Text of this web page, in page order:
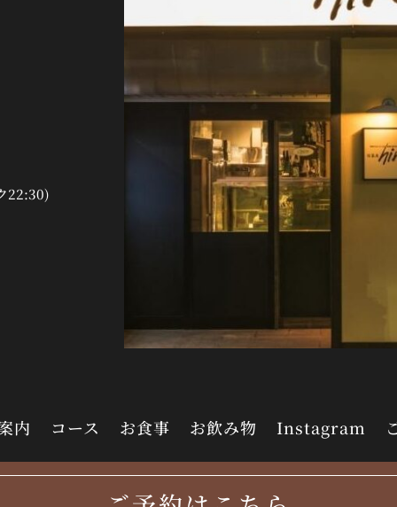
22:30)
内 コース お食事 お飲み物 Instagram
©株式会社 FLV